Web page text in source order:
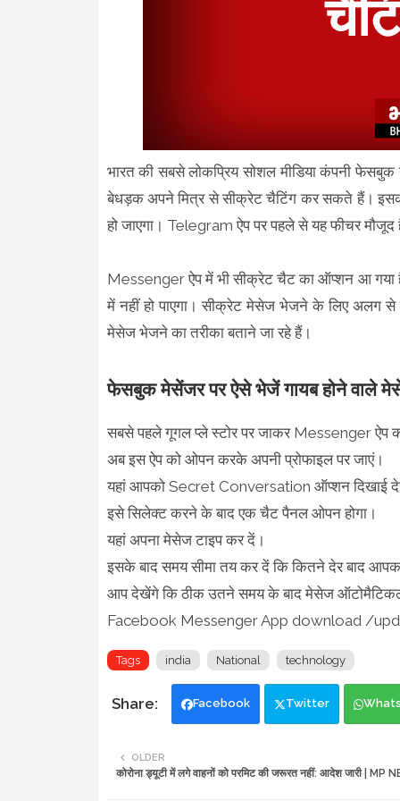
भारत की सबसे लोकप्रिय सोशल मीडिया कंपनी
बेधड़क अपने मित्र से सीक्रेट चैटिंग कर सकते हैं।
हो जाएगा। Telegram ऐप पर पहले से यह फीचर मौजूद
Messenger ऐप में भी सीक्रेट चैट का ऑप्शन आ गया
में नहीं हो पाएगा। सीक्रेट मेसेज भेजने के लिए अलग
मेसेज भेजने का तरीका बताने जा रहे हैं।
फेसबुक मेसेंजर पर ऐसे भेजें गायब होने वाले
सबसे पहले गूगल प्ले स्टोर पर जाकर Messenger ऐप
अब इस ऐप को ओपन करके अपनी प्रोफाइल पर जाएं।
यहां आपको Secret Conversation ऑप्शन दिखाई
इसे सिलेक्ट करने के बाद एक चैट पैनल ओपन होगा।
यहां अपना मेसेज टाइप कर दें।
इसके बाद समय सीमा तय कर दें कि कितने देर बाद
आप देखेंगे कि ठीक उतने समय के बाद मेसेज ऑटोमैटिकली
Facebook Messenger App download /
Tags india National technology
Facebook Twitter
OLDER
कोरोना ड्यूटी में लगे वाहनों को परमिट की जरूरत नहीं: आदेश जारी | MP